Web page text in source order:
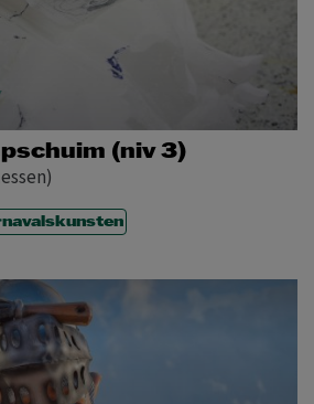
(niv 3)